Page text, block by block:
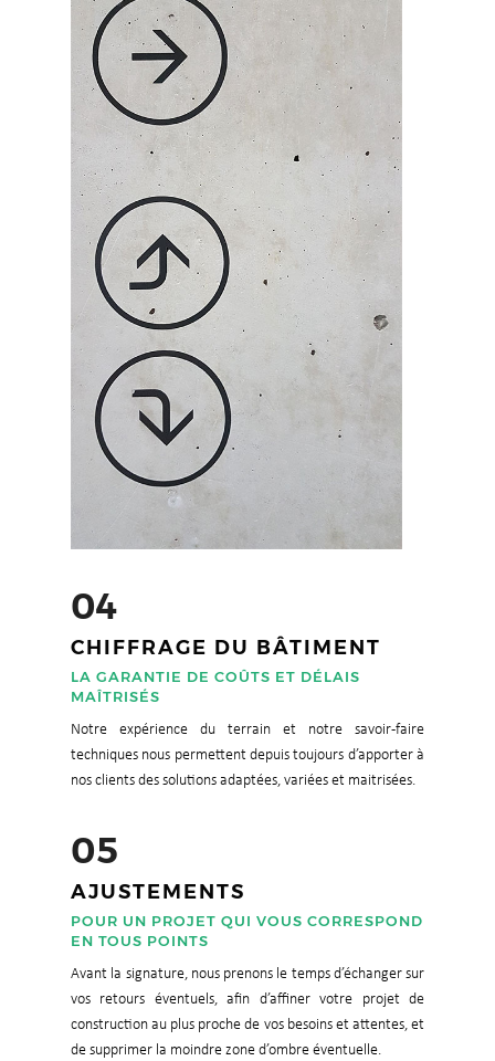
04
CHIFFRAGE DU BÂTIMENT
LA GARANTIE DE COÛTS ET DÉLAIS
MAÎTRISÉS
Notre expérience du terrain et notre savoir-faire
techniques nous permettent depuis toujours d’apporter à
nos clients des solutions adaptées, variées et maitrisées.
05
AJUSTEMENTS
POUR UN PROJET QUI VOUS CORRESPOND
EN TOUS POINTS
Avant la signature, nous prenons le temps d’échanger sur
vos retours éventuels, afin d’affiner votre projet de
construction au plus proche de vos besoins et attentes, et
de supprimer la moindre zone d’ombre éventuelle.